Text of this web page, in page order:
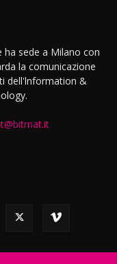
ha sede a Milano con
la comunicazione
dell'lnformation &